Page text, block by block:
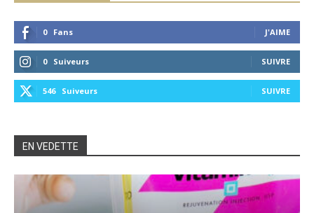
0 Fans J'AIME
0 Suiveurs SUIVRE
546 Suiveurs SUIVRE
EN VEDETTE